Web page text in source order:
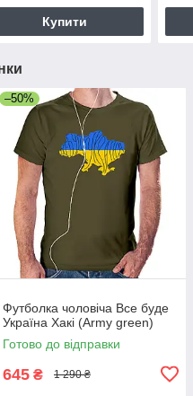
Купити
–50%
Футболка чоловіча Все буде
Україна Хакі (Army green)
Готово до відправки
645 ₴ 1 290 ₴